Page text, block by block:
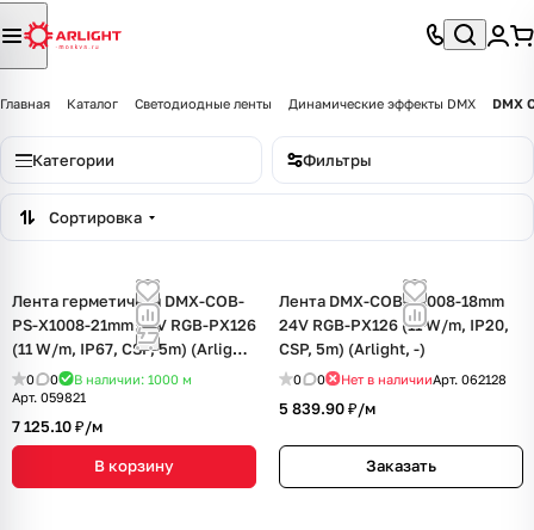
Главная Каталог Светодиодные ленты Динамические эффекты DMX DMX
Категории Фильтры
Сортировка
Лента герметичная DMX-COB-
PS-X1008-21mm 24V RGB-PX126
(11 W/m, IP67, CSP, 5m) (Arlight,
-)0 0 В наличии: 1000 м
Арт. 059821
7 125.10 ₽/м
В корзину
Лента DMX-COB-X1008-18mm
24V RGB-PX126 (11 W/m, IP20,
CSP, 5m) (Arlight, -)
0 0 Нет в наличииАрт. 062128
5 839.90 ₽/м
Заказать